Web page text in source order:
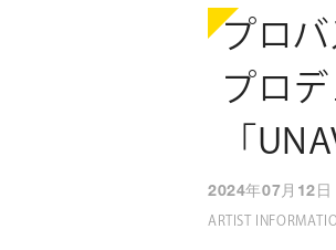
プロ
プロ
「
2024年07月12日
ARTIST